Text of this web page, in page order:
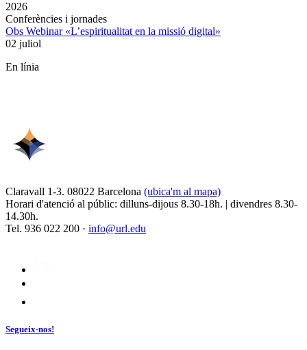
2026
Conferències i jornades
Obs Webinar «L’espiritualitat en la missió digital»
02 juliol
En línia
Claravall 1-3. 08022 Barcelona (ubica'm al mapa)
Horari d'atenció al públic: dilluns-dijous 8.30-18h. | divendres 8.30-
14.30h.
Tel. 936 022 200 · info@url.edu
Segueix-nos!